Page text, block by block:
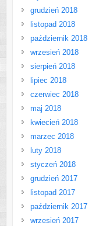
grudzień 2018
listopad 2018
październik 2018
wrzesień 2018
sierpień 2018
lipiec 2018
czerwiec 2018
maj 2018
kwiecień 2018
marzec 2018
luty 2018
styczeń 2018
grudzień 2017
listopad 2017
październik 2017
wrzesień 2017